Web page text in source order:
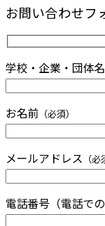
お問い合わせフ
学校・企業・団体名
お名前 （必須）
メールアドレス （必
電話番号（電話で